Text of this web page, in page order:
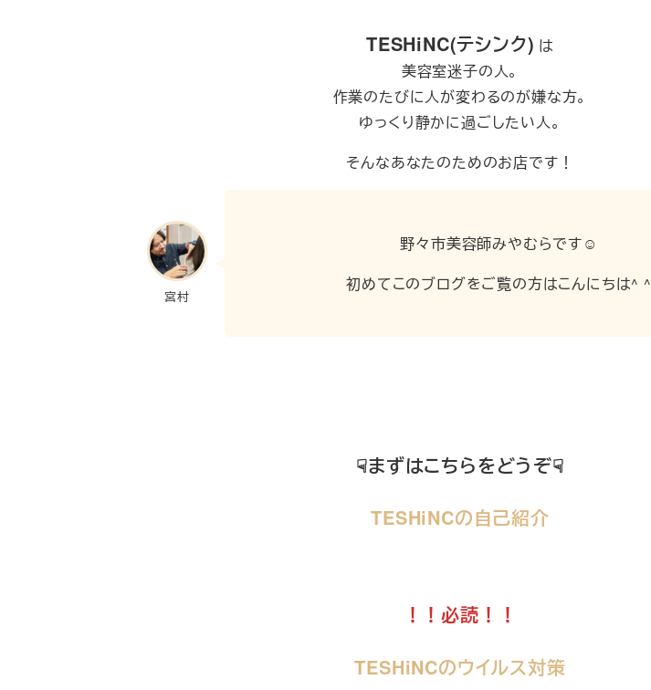
TESHiNC(テシンク) は
美容室迷子の人。
作業のたびに人が変わるのが嫌な方。
ゆっくり静かに過ごしたい人。
そんなあなたのためのお店です！
宮村
野々市美容師みやむらです☺︎
初めてこのブログをご覧の方はこんにちは^ ^
☟まずはこちらをどうぞ☟
TESHiNCの自己紹介
！！必読！！
TESHiNCのウイルス対策